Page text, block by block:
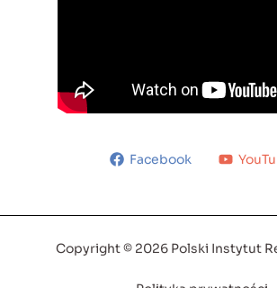
Facebook
Copyright © 2026 Polski Instytut